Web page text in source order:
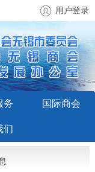
用户登录
务 国际商会
们